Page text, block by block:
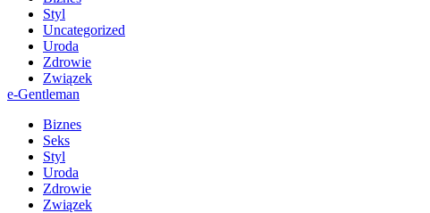
Styl
Uncategorized
Uroda
Zdrowie
Związek
e-Gentleman
Biznes
Seks
Styl
Uroda
Zdrowie
Związek